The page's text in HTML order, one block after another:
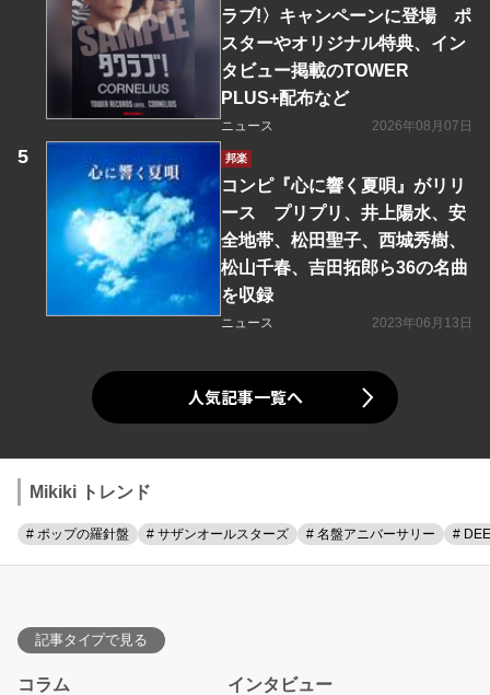
ラブ!〉キャンペーンに登場 ポ
スターやオリジナル特典、イン
タビュー掲載のTOWER
PLUS+配布など
ニュース 2026年08月07日
邦楽
コンピ『心に響く夏唄』がリリ
ース プリプリ、井上陽水、安
全地帯、松田聖子、西城秀樹、
松山千春、吉田拓郎ら36の名曲
を収録
ニュース 2023年06月13日
人気記事一覧へ
Mikiki トレンド
# ポップの羅針盤 # サザンオールスターズ # 名盤アニバーサリー #
記事タイプで見る
コラム
インタビュー